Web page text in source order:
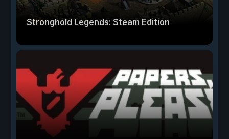
Stronghold Legends: Steam Edition